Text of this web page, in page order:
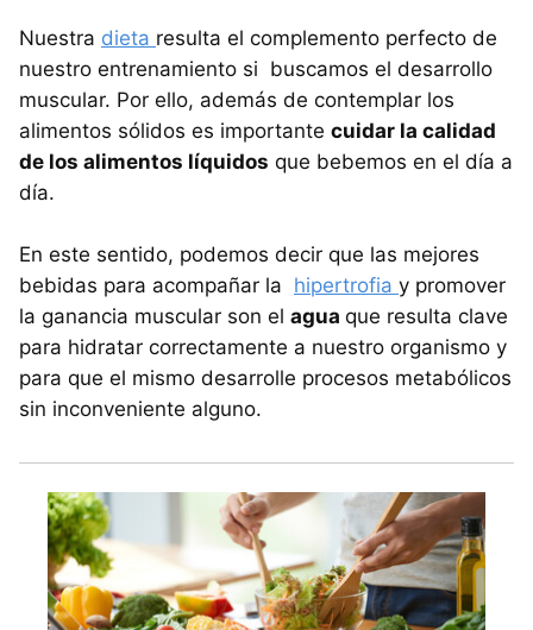
Nuestra dieta resulta el complemento perfecto de
nuestro entrenamiento si buscamos el desarrollo
muscular. Por ello, además de contemplar los
alimentos sólidos es importante cuidar la calidad
de los alimentos líquidos que bebemos en el día a
día.
En este sentido, podemos decir que las mejores
bebidas para acompañar la hipertrofia y promover
la ganancia muscular son el agua que resulta clave
para hidratar correctamente a nuestro organismo y
para que el mismo desarrolle procesos metabólicos
sin inconveniente alguno.